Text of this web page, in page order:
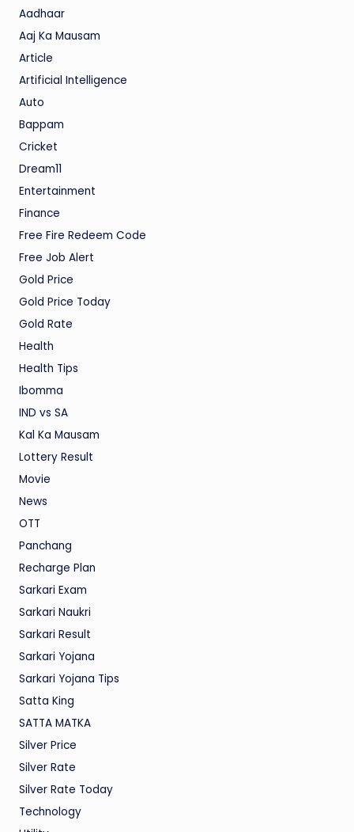
Aadhaar
Aaj Ka Mausam
Article
Artificial Intelligence
Auto
Bappam
Cricket
Dream11
Entertainment
Finance
Free Fire Redeem Code
Free Job Alert
Gold Price
Gold Price Today
Gold Rate
Health
Health Tips
Ibomma
IND vs SA
Kal Ka Mausam
Lottery Result
Movie
News
OTT
Panchang
Recharge Plan
Sarkari Exam
Sarkari Naukri
Sarkari Result
Sarkari Yojana
Sarkari Yojana Tips
Satta King
SATTA MATKA
Silver Price
Silver Rate
Silver Rate Today
Technology